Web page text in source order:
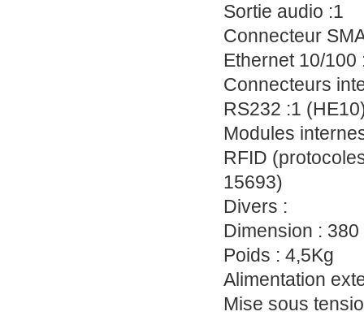
Sortie audio :1
Connecteur
Ethernet 10/100
Connecteurs
RS232 :1
Modules
RFID
15693)
Divers :
Dimension :
Poids : 4,5Kg
Alimentation
Mise sous